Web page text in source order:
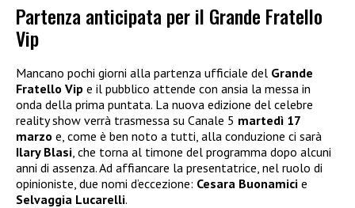
Partenza anticipata per il Grande Fratello
Vip
Mancano pochi giorni alla partenza ufficiale del Grande
Fratello Vip e il pubblico attende con ansia la messa in
onda della prima puntata. La nuova edizione del celebre
reality show verrà trasmessa su Canale 5 martedì 17
marzo e, come è ben noto a tutti, alla conduzione ci sarà
Ilary Blasi , che torna al timone del programma dopo alcuni
anni di assenza. Ad affiancare la presentatrice, nel ruolo di
opinioniste, due nomi d’eccezione: Cesara Buonamici e
Selvaggia Lucarelli.